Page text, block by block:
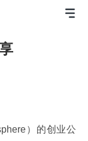
）的创业公